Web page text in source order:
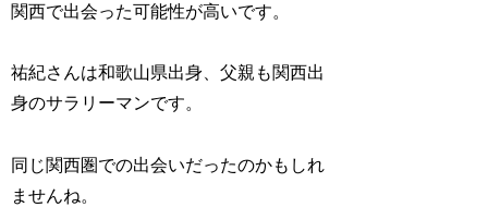
関西で出会った可能性が高いです。
祐紀さんは和歌山県出身、父親も関西出
身のサラリーマンです。
同じ関西圏での出会いだったのかもしれ
ませんね。